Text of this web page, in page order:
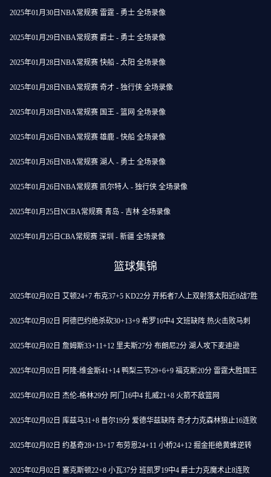
2025年01月30日NBA常规赛 雷霆 - 勇士 全场录像
2025年01月29日NBA常规赛 爵士 - 勇士 全场录像
2025年01月28日NBA常规赛 快船 - 太阳 全场录像
2025年01月28日NBA常规赛 奇才 - 独行侠 全场录像
2025年01月28日NBA常规赛 国王 - 篮网 全场录像
2025年01月26日NBA常规赛 雄鹿 - 快船 全场录像
2025年01月26日NBA常规赛 湖人 - 勇士 全场录像
2025年01月26日NBA常规赛 凯尔特人 - 独行侠 全场录像
2025年01月25日NCBA常规赛 青岛 - 吉林 全场录像
2025年01月25日CBA常规赛 深圳 - 新疆 全场录像
篮球集锦
2025年02月02日 艾顿24+7 布克37+5 KD22分 开拓者7人上双射落太阳近8战7胜
2025年02月02日 阿德巴约绝杀砍30+13+9 希罗16中4 文班缺阵 热火击败马刺
2025年02月02日 詹姆斯33+11+12 里夫斯27分 布朗尼2分 湖人攻下麦迪逊
2025年02月02日 阿隆-维金斯41+14 鸭梨三节29+6+9 福克斯20分 雷霆大胜国王
2025年02月02日 杰伦-格林29分 阿门16中4 扎威21+8 火箭不敌篮网
2025年02月02日 库兹马31+8 普尔19分 爱德华兹缺阵 奇才力克森林狼止16连败
2025年02月02日 约基奇28+13+17 布劳恩24+11 小桥24+12 掘金拒绝黄蜂逆转
2025年02月02日 塞克斯顿22+8 小瓦37分 班凯罗19中4 爵士力克魔术止8连败